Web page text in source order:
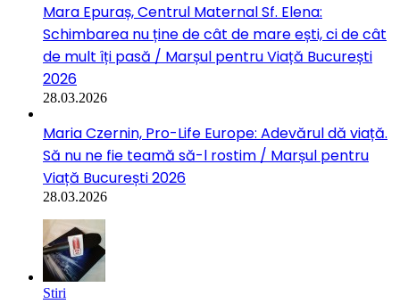
Mara Epuraș, Centrul Maternal Sf. Elena:
Schimbarea nu ține de cât de mare ești, ci de cât
de mult îți pasă / Marșul pentru Viață București
2026
28.03.2026
Maria Czernin, Pro-Life Europe: Adevărul dă viață.
Să nu ne fie teamă să-l rostim / Marșul pentru
Viață București 2026
28.03.2026
Stiri